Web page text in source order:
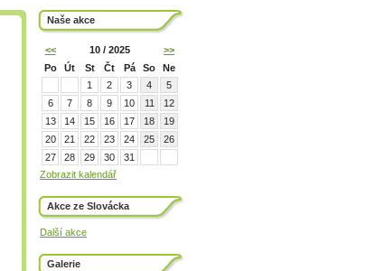
Naše akce
<< 10 / 2025
>>
Po
Út St Čt Pá So
Ne
1
2 3 4
5
6
7 8 9 10 11
12
13
14 15 16 17 18
19
20
21 22 23 24 25
26
27
28 29 30
31
Zobrazit kalendář
Akce ze Slovácka
Další akce
Galerie